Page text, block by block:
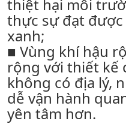
thiệt hại môi
thực sự đạt
xanh;
■ Vùng khí hậu
rộng với thiết kế
không có địa lý,
dễ vận hành
yên tâm hơn.